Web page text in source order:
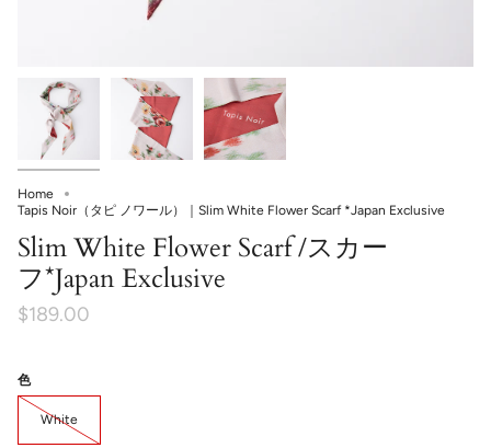
Home
Tapis Noir（タピ ノワール）｜Slim White Flower Scarf *Japan Exclusive
Slim White Flower Scarf /スカー
フ*Japan Exclusive
$189.00
色
White